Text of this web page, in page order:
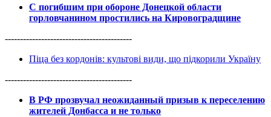
С погибшим при обороне Донецкой области
горловчанином простились на Кировоградщине
------------------------------------------
Піца без кордонів: культові види, що підкорили Україну
------------------------------------------
В РФ прозвучал неожиданный призыв к переселению
жителей Донбасса и не только